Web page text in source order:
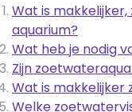
Wat is
aquarium?
Wat heb je nodig
Zijn
Wat is makkelijker
Welke